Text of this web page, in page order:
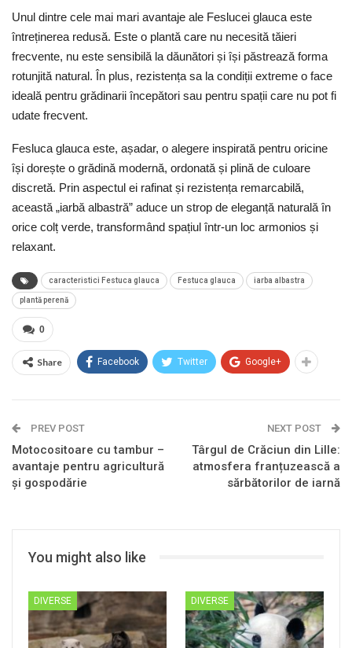
Unul dintre cele mai mari avantaje ale Feslucei glauca este
întreținerea redusă. Este o plantă care nu necesită tăieri
frecvente, nu este sensibilă la dăunători și își păstrează forma
rotunjită natural. În plus, rezistența sa la condiții extreme o face
ideală pentru grădinarii începători sau pentru spații care nu pot fi
udate frecvent.
Fesluca glauca este, așadar, o alegere inspirată pentru oricine
își dorește o grădină modernă, ordonată și plină de culoare
discretă. Prin aspectul ei rafinat și rezistența remarcabilă,
această „iarbă albastră” aduce un strop de eleganță naturală în
orice colț verde, transformând spațiul într-un loc armonios și
relaxant.
caracteristici Festuca glauca Festuca glauca iarba albastra
plantă perenă
0
Share Facebook Twitter Google+
PREV POST
Motocositoare cu tambur –
avantaje pentru agricultură
și gospodărie
NEXT POST
Târgul de Crăciun din Lille:
atmosfera franțuzească a
sărbătorilor de iarnă
You might also like
DIVERSE DIVERSE